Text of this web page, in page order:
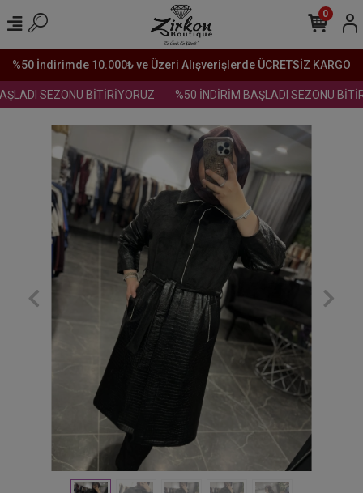
%50 İndirimde 10.000₺ ve Üzeri Alışverişlerde ÜCRETSİZ KARGO
SEZONU BİTİRİYORUZ %50 İNDİRİM BAŞLADI SEZONU
0